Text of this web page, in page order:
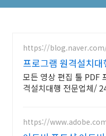
https://
프로그램 원격설치대
로그램 원격설치대행
모든 영상 편집 툴 PDF
격설치대행 전문업체/
상담/ 영구AS
https://